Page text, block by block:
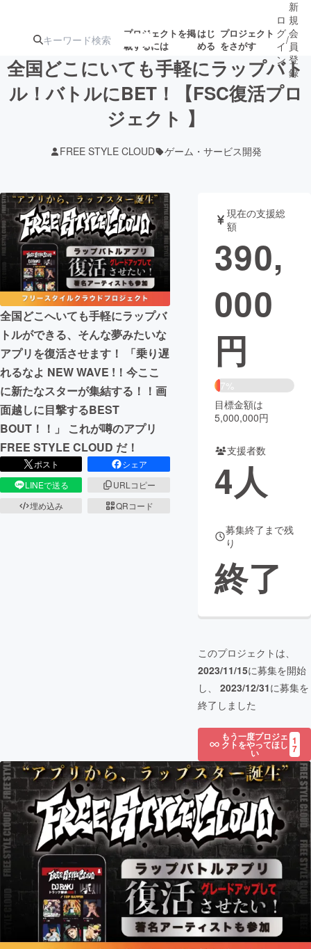
プロジェクトを掲
載するには
はじ
める
プロジェクト
をさがす
注目の新着プロ
募集終了が近いプ
テクノロジー・ガジェット
映像・映画 書籍・雑誌
ビジネス・起業 チャレンジ
まちづくり・地域活性化
CAMPFIRE for Social Good
CAMPFIRE Creation
CAMPFIREふるさと納税
コミュニティ
ロ
グ
イ
ン
/
新
規
会
員
登
録
全国どこにいても手軽にラップバト
ル！バトルにBET！【FSC復活プロ
ジェクト 】
FREE STYLE CLOUD ゲーム・サービス開発
全国どこへいても手軽にラップバ
トルができる、そんな夢みたいな
アプリを復活させます！ 「乗り遅
れるなよ NEW WAVE !！今ここ
に新たなスターが集結する！！画
面越しに目撃するBEST
BOUT！！」 これが噂のアプリ
FREE STYLE CLOUD だ！
ポスト
シェア
LINEで送る
URLコピー
埋め込み
QRコード
現在の支援総
額
390,
000
円
7%
目標金額は
5,000,000円
支援者数
4人
募集終了まで残
り
終了
このプロジェクトは、
2023/11/15に募集を開始
し、 2023/12/31に募集を
終了しました
もう一度プロジェ
クトをやってほし
い
1
7